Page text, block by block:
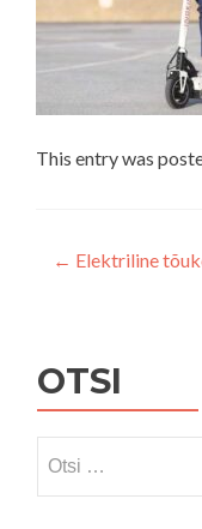
This entry was
← Elektriline
OTSI